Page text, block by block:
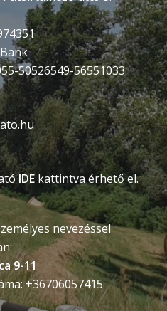
50526549-56551033
IDE kattintva érhető el.
nevezéssel
9-11
+36706057415